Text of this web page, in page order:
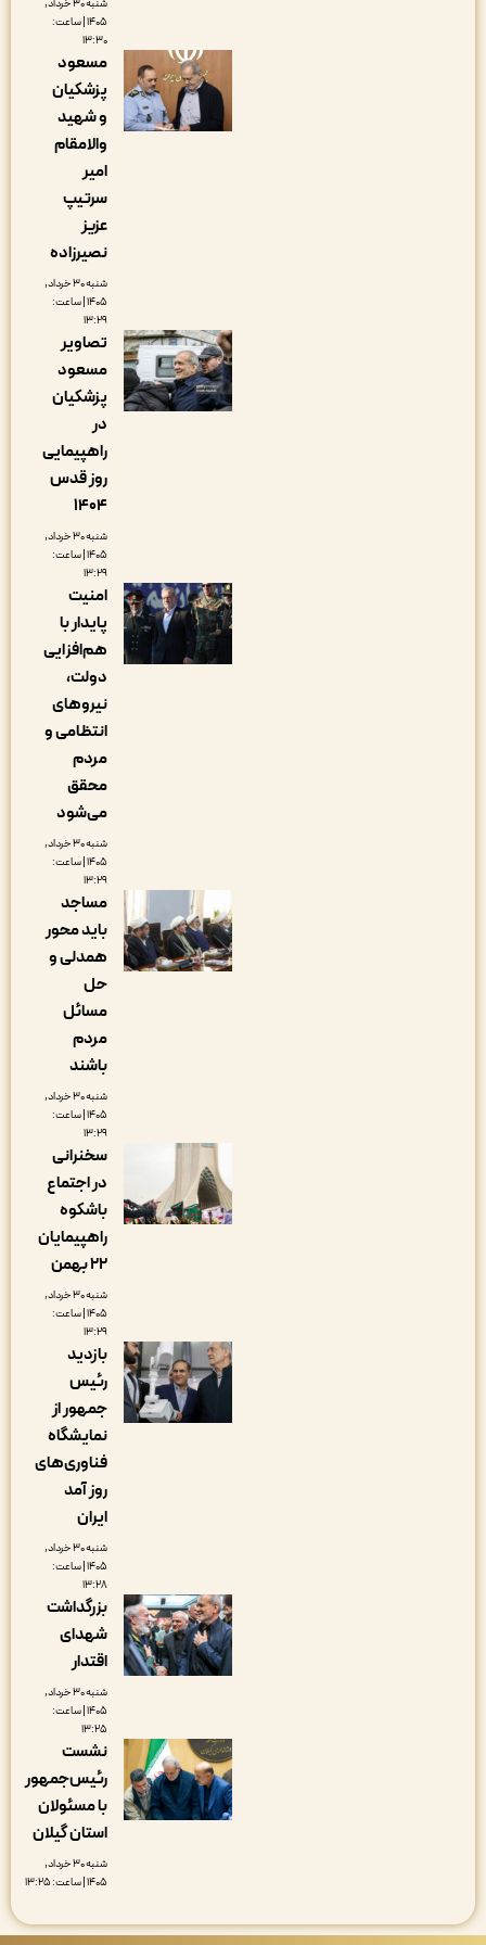
شنبه ۳۰ خرداد,
۱۴۰۵ | ساعت:
مسعود
پزشکیان
و شهید
والامقام
نصیرزاده
شنبه ۳۰ خرداد,
۱۴۰۵ | ساعت:
تصاویر
مسعود
پزشکیان
راهپیمایی
روز قدس
شنبه ۳۰ خرداد,
۱۴۰۵ | ساعت:
امنیت
پایدار با
هم‌افزایی
نیروهای
انتظامی و
می‌شود
شنبه ۳۰ خرداد,
۱۴۰۵ | ساعت:
مساجد
باید محور
همدلی و
شنبه ۳۰ خرداد,
۱۴۰۵ | ساعت:
سخنرانی
در اجتماع
باشکوه
راهپیمایان
شنبه ۳۰ خرداد,
۱۴۰۵ | ساعت:
بازدید
رئیس
جمهور از
نمایشگاه
فناوری‌های
شنبه ۳۰ خرداد,
۱۴۰۵ | ساعت:
بزرگداشت
شهدای
اقتدار
شنبه ۳۰ خرداد,
۱۴۰۵ | ساعت:
نشست
رئیس‌جمهور
با مسئولان
استان گیلان
شنبه ۳۰ خرداد,